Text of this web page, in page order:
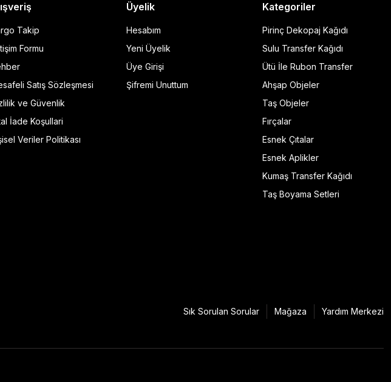
Takip
Formu
Satış Sözleşmesi
ve Güvenlik
İade Koşullari
Veriler Politikası
Üyelik
Hesabım
Yeni Üyelik
Üye Girişi
Şifremi Unuttum
Kategoriler
Pirinç Dekopaj Kağıdı
Sulu Transfer Kağıdı
Ütü İle Rubon Transfer
Ahşap Objeler
Taş Objeler
Fırçalar
Esnek Çıtalar
Esnek Aplikler
Kumaş Transfer Kağıdı
Taş Boyama Setleri
Sık Sorulan Sorular Mağaza Yardım Merkezi